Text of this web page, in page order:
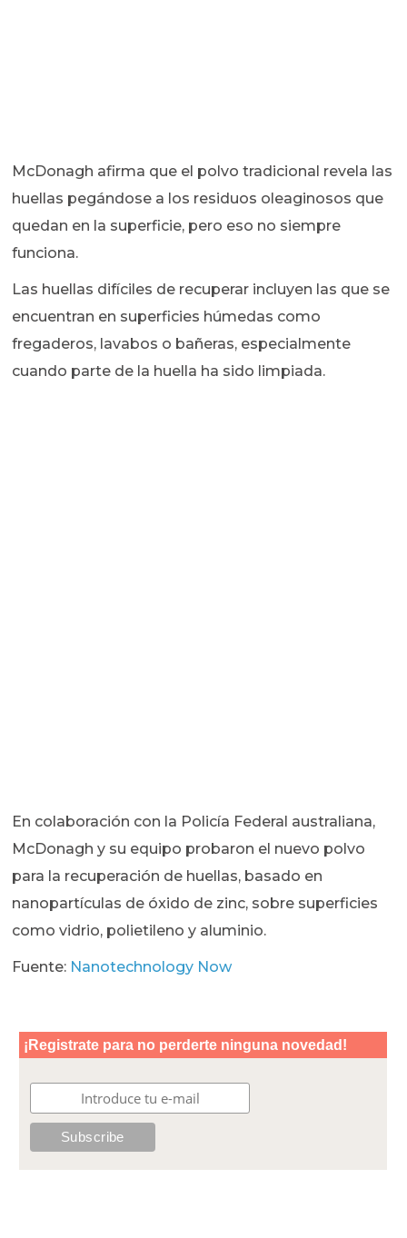
McDonagh afirma que el polvo tradicional revela las
huellas pegándose a los residuos oleaginosos que
quedan en la superficie, pero eso no siempre
funciona.
Las huellas difíciles de recuperar incluyen las que se
encuentran en superficies húmedas como
fregaderos, lavabos o bañeras, especialmente
cuando parte de la huella ha sido limpiada.
En colaboración con la Policía Federal australiana,
McDonagh y su equipo probaron el nuevo polvo
para la recuperación de huellas, basado en
nanopartículas de óxido de zinc, sobre superficies
como vidrio, polietileno y aluminio.
Fuente: Nanotechnology Now